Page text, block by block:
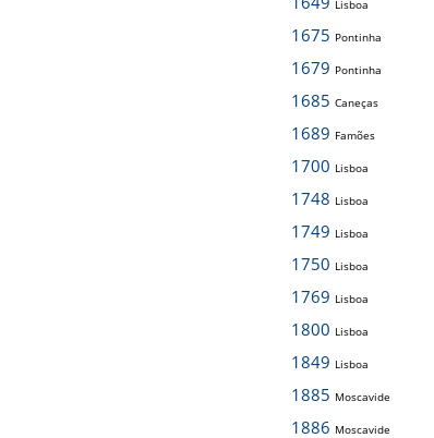
Lisboa
1675 Pontinha
1679 Pontinha
1685 Caneças
1689 Famões
1700 Lisboa
1748 Lisboa
1749 Lisboa
1750 Lisboa
1769 Lisboa
1800 Lisboa
1849 Lisboa
1885 Moscavide
1886 Moscavide